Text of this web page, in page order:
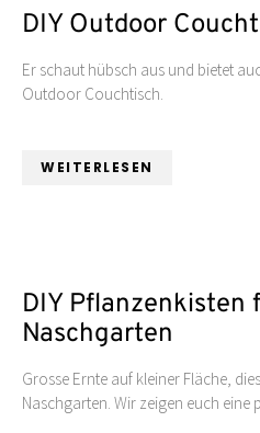
DIY Outdoor
Er schaut hübsch aus und bietet
Outdoor Couchtisch.
WEITERLESEN
DIY Pflanzenkisten
Naschgarten
Grosse Ernte auf kleiner Fläche,
Naschgarten. Wir zeigen euch eine